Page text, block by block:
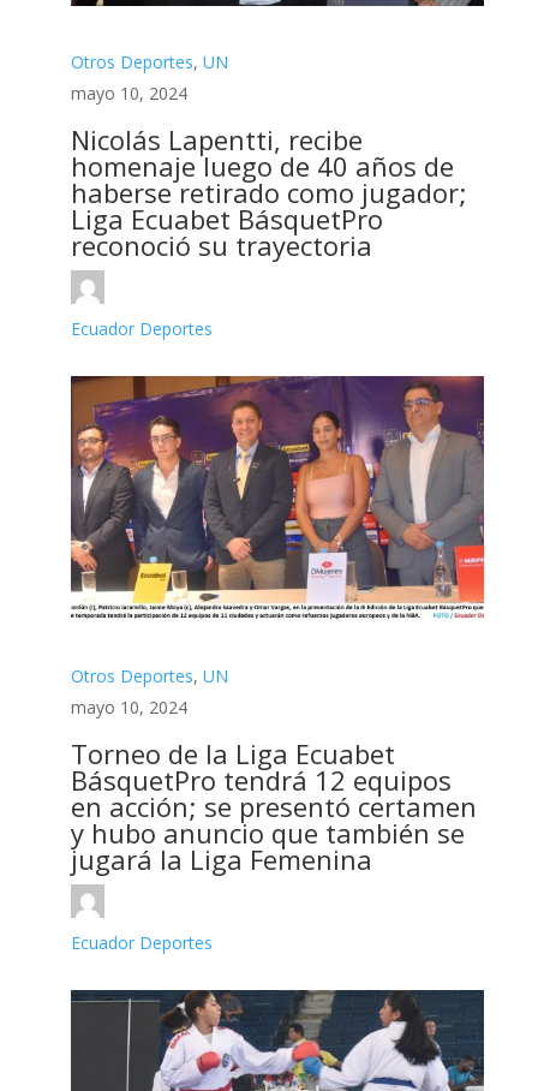
Otros Deportes, UN
mayo 10, 2024
Nicolás Lapentti, recibe
homenaje luego de 40 años de
haberse retirado como jugador;
Liga Ecuabet BásquetPro
reconoció su trayectoria
Ecuador Deportes
Otros Deportes, UN
mayo 10, 2024
Torneo de la Liga Ecuabet
BásquetPro tendrá 12 equipos
en acción; se presentó certamen
y hubo anuncio que también se
jugará la Liga Femenina
Ecuador Deportes